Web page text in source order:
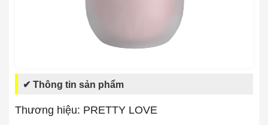
✔ Thông tin sản phẩm
Thương hiệu: PRETTY LOVE